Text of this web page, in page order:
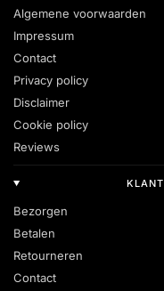
Algemene voorwaarden
Impressum
Contact
Privacy policy
Disclaimer
Cookie policy
Reviews
Bezorgen
Betalen
Retourneren
Contact